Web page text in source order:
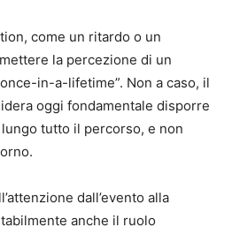
come un ritardo o un
la percezione di un
in-a-lifetime”. Non a caso, il
oggi fondamentale disporre
tutto il percorso, e non
dall’evento alla
anche il ruolo